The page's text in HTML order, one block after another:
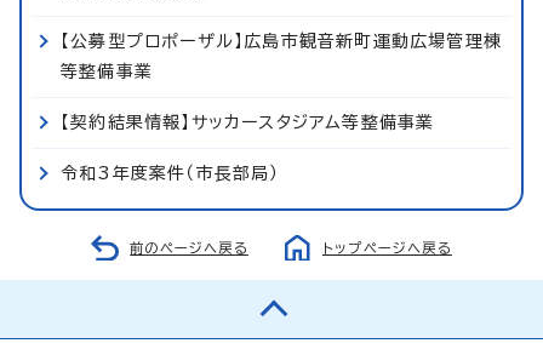
【公募型プロポーザル】広島市観音新町運動広場管理棟
等整備事業
【契約結果情報】サッカースタジアム等整備事業
令和3年度案件（市長部局）
前のページへ戻る トップページへ戻る